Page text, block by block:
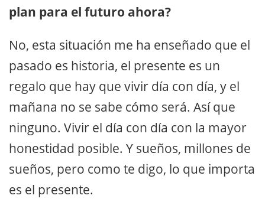
plan para el futuro ahora?
No, esta situación me ha enseñado que el
pasado es historia, el presente es un
regalo que hay que vivir día con día, y el
mañana no se sabe cómo será. Así que
ninguno. Vivir el día con día con la mayor
honestidad posible. Y sueños, millones de
sueños, pero como te digo, lo que importa
es el presente.